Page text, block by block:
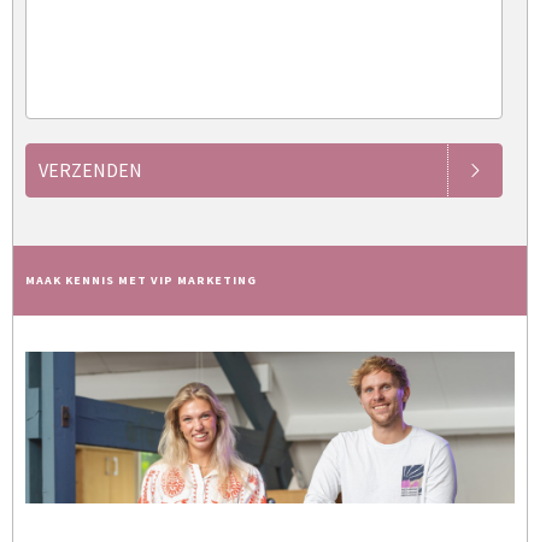
VERZENDEN
MAAK KENNIS MET VIP MARKETING